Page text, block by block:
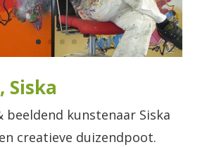
Siska
beeldend kunstenaar Siska
creatieve duizendpoot.